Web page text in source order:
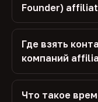
Founder)
Где взять
компаний
Что такое